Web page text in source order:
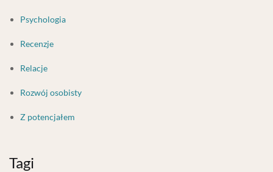
Psychologia
Recenzje
Relacje
Rozwój osobisty
Z potencjałem
Tagi